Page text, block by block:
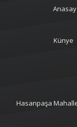
Künye
Hasanpaşa